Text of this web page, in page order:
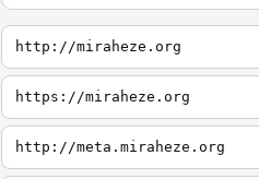
http://miraheze.org
https://miraheze.org
http://meta.miraheze.org